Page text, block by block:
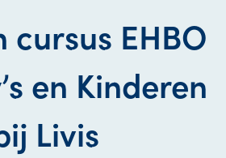
cursus EHBO
en Kinderen
Livis